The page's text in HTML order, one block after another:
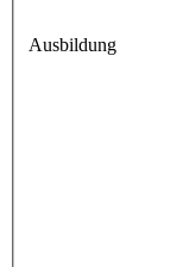
Ausbildung